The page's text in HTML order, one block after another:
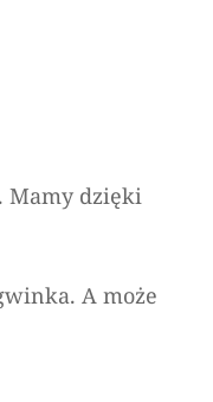
Mamy dzięki
A może